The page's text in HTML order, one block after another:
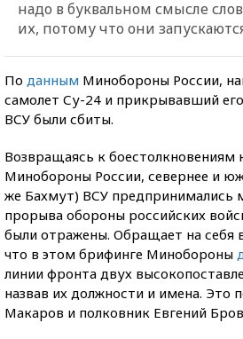
надо в буквальном смысле
их, потому что они
По данным Минобороны России,
самолет Су-24 и прикрывавший
ВСУ были сбиты.
Возвращаясь к боестолкновениям
Минобороны России, севернее и
же Бахмут) ВСУ предпринимались
прорыва обороны российских
были отражены. Обращает на себя
что в этом брифинге Минобороны
линии фронта двух
назвав их должности и имена. Это
Макаров и полковник Евгений